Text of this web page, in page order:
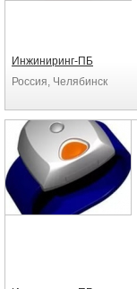
Инжиниринг-ПБ
Россия, Челябинск